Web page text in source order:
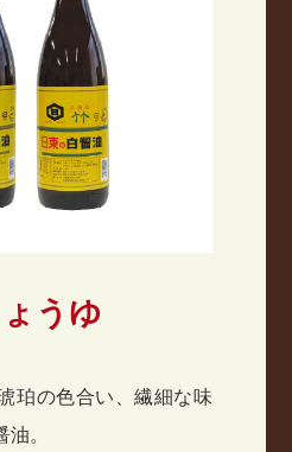
うゆ
珀の色合い、繊細な味
。